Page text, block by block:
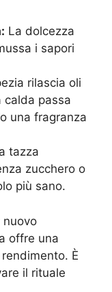
La dolcezza
i sapori
rilascia oli
calda passa
una fragranza
tazza
zucchero o
più sano.
nuovo
offre una
È
il rituale